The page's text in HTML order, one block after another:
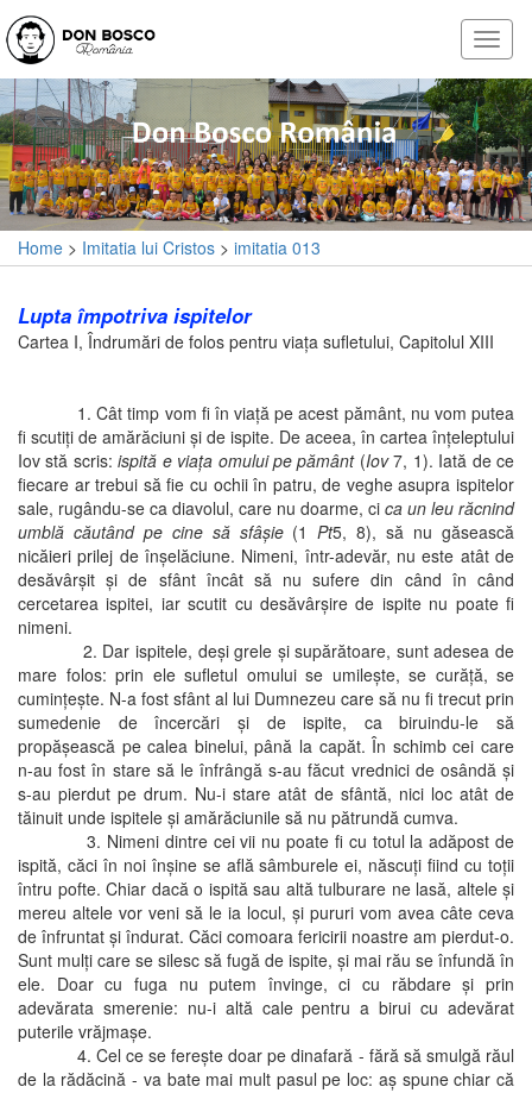
Home > Imitatia lui Cristos > imitatia 013
Lupta împotriva ispitelor
Cartea I, Îndrumări de folos pentru viaţa sufletului, Capitolul XIII
1. Cât timp vom fi în viaţă pe acest pământ, nu vom putea
fi scutiţi de amărăciuni şi de ispite. De aceea, în cartea înţeleptului
Iov stă scris:ispită e viaţa omului pe pământ(Iov7, 1). Iată de ce
fiecare ar trebui să fie cu ochii în patru, de veghe asupra ispitelor
sale, rugându-se ca diavolul, care nu doarme, ci ca un leu răcnind
umblă căutând pe cine să sfâşie(1 Pt5, 8), să nu găsească
nicăieri prilej de înşelăciune. Nimeni, într-adevăr, nu este atât de
desăvârşit şi de sfânt încât să nu sufere din când în când
cercetarea ispitei, iar scutit cu desăvârşire de ispite nu poate fi
nimeni.
2. Dar ispitele, deşi grele şi supărătoare, sunt adesea de
mare folos: prin ele sufletul omului se umileşte, se curăţă, se
cuminţeşte. N-a fost sfânt al lui Dumnezeu care să nu fi trecut prin
sumedenie de încercări şi de ispite, ca biruindu-le să
propăşească pe calea binelui, până la capăt. În schimb cei care
n-au fost în stare să le înfrângă s-au făcut vrednici de osândă şi
s-au pierdut pe drum. Nu-i stare atât de sfântă, nici loc atât de
tăinuit unde ispitele şi amărăciunile să nu pătrundă cumva.
3. Nimeni dintre cei vii nu poate fi cu totul la adăpost de
ispită, căci în noi înşine se află sâmburele ei, născuţi fiind cu toţii
întru pofte. Chiar dacă o ispită sau altă tulburare ne lasă, altele şi
mereu altele vor veni să le ia locul, şi pururi vom avea câte ceva
de înfruntat şi îndurat. Căci comoara fericirii noastre am pierdut-o.
Sunt mulţi care se silesc să fugă de ispite, şi mai rău se înfundă în
ele. Doar cu fuga nu putem învinge, ci cu răbdare şi prin
adevărata smerenie: nu-i altă cale pentru a birui cu adevărat
puterile vrăjmaşe.
4. Cel ce se fereşte doar pe dinafară - fără să smulgă răul
de la rădăcină - va bate mai mult pasul pe loc: aş spune chiar că